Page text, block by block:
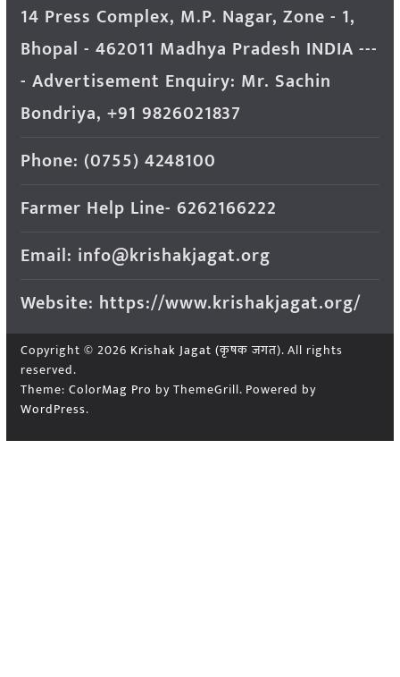
14 Press Complex, M.P. Nagar, Zone - 1,
Bhopal - 462011 Madhya Pradesh INDIA ---
- Advertisement Enquiry: Mr. Sachin
Bondriya, +91 9826021837
Phone: (0755) 4248100
Farmer Help Line- 6262166222
Email: info@krishakjagat.org
Website: https://www.krishakjagat.org/
Copyright © 2026 Krishak Jagat (कृषक जगत). All rights
reserved.
Theme: ColorMag Pro by ThemeGrill. Powered by
WordPress.